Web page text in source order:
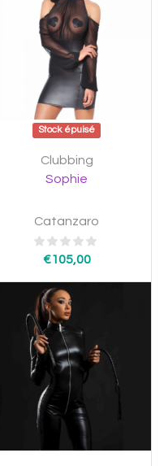
Stock épuisé
Clubbing
Sophie
Catanzaro
€105,00